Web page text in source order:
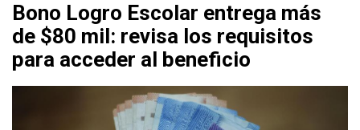
Bono Logro Escolar entrega más
de $80 mil: revisa los requisitos
para acceder al beneficio